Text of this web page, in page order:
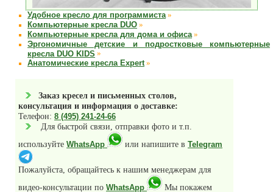
Удобное кресло для программиста»
Компьютерные кресла DUO »
Компьютерные кресла для дома и офиса»
Эргономичные детские и подростковые компьютерные
кресла DUO KIDS »
Анатомические кресла Expert»
Заказ кресел и письменных столов,
консультация и информация о доставке:
Телефон: 8 (495) 241-24-66
Для быстрой связи, отправки фото и т.п.
используйте WhatsApp или напишите в Telegram
Пожалуйста, обращайтесь к нашим менеджерам для
видео-консультации по WhatsApp
Мы покажем